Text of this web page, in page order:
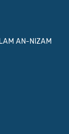
AN-NIZAM